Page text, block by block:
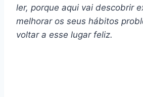
ler, porque aqui vai descobrir
melhorar os seus hábitos
voltar a esse lugar feliz.